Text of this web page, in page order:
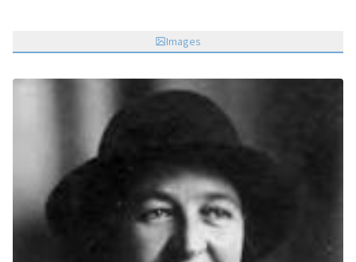
Images